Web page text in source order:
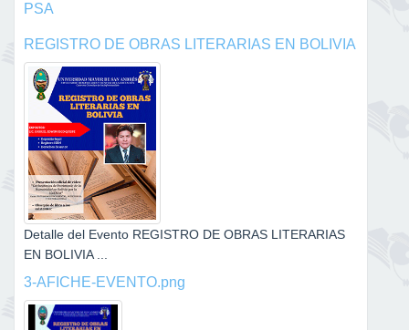
PSA
REGISTRO DE OBRAS LITERARIAS EN BOLIVIA
Detalle del Evento REGISTRO DE OBRAS LITERARIAS
EN BOLIVIA ...
3-AFICHE-EVENTO.png